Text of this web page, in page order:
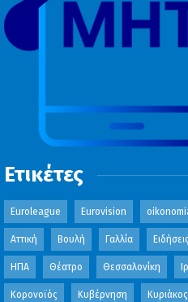
Ετικέτες
Euroleague Eurovision
Αττική Βουλή Γαλλία Ειδήσεις
ΗΠΑ Θέατρο Θεσσαλονίκη
Κορονοϊός Κυβέρνηση